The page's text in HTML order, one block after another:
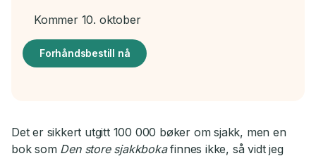
Kommer 10. oktober
Forhåndsbestill nå
Det er sikkert utgitt 100 000 bøker om sjakk, men en
bok som Den store sjakkbokafinnes ikke, så vidt jeg